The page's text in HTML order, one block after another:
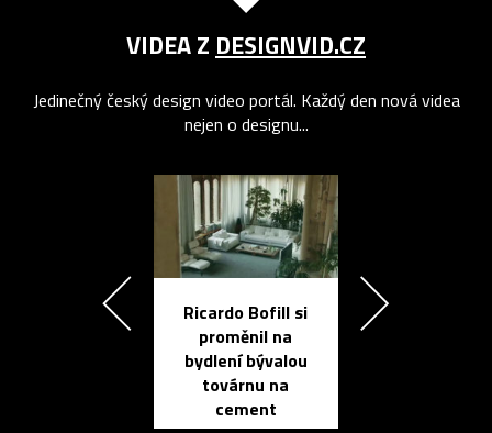
VIDEA Z DESIGNVID.CZ
Jedinečný český design video portál. Každý den nová videa
nejen o designu...
Ricardo Bofill si
proměnil na
bydlení bývalou
továrnu na
cement